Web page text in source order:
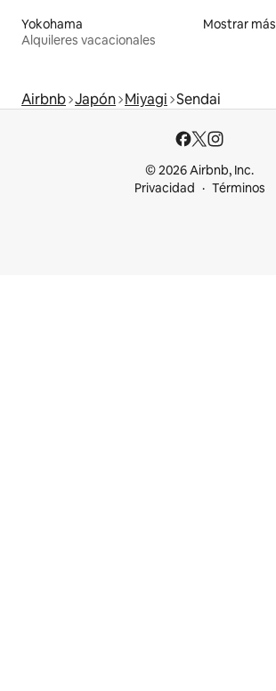
Yokohama
Alquileres vacacionales
Mostrar más
Airbnb Japón Miyagi Sendai
© 2026 Airbnb, Inc.
Privacidad
Términos